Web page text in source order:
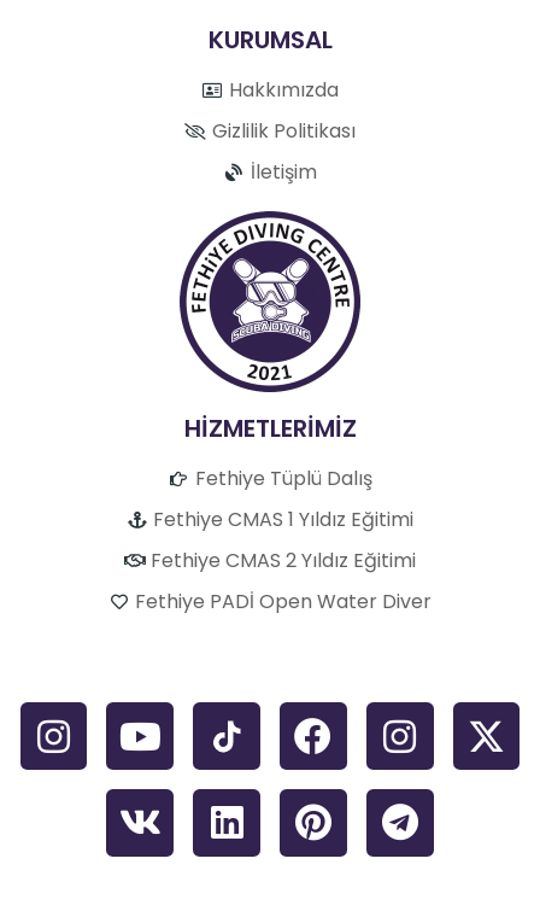
KURUMSAL
Hakkımızda
Gizlilik Politikası
İletişim
HİZMETLERİMİZ
Fethiye Tüplü Dalış
Fethiye CMAS 1 Yıldız Eğitimi
Fethiye CMAS 2 Yıldız Eğitimi
Fethiye PADİ Open Water Diver